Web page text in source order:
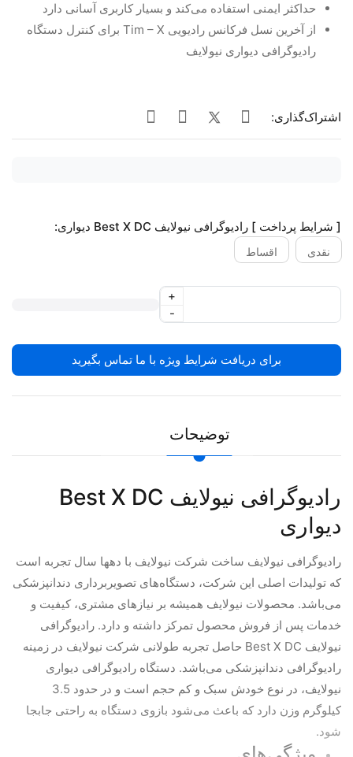
حداکثر ایمنی استفاده می‌کند و بسیار کاربری آسانی دارد
از آخرین نسل فرکانس رادیویی Tim – X برای کنترل دستگاه
رادیوگرافی دیواری نیولایف
اشتراک‌گذاری:
[ شرایط پرداخت ] رادیوگرافی نیولایف Best X DC دیواری:
نقدی اقساط
-
+
برای دریافت شرایط ویژه با ما تماس بگیرید
توضیحات
رادیوگرافی نیولایف Best X DC
دیواری
رادیوگرافی نیولایف ساخت شرکت نیولایف با دهها سال تجربه است
که تولیدات اصلی این شرکت، دستگاه‌های تصویربرداری دندانپزشکی
می‌باشد. محصولات نیولایف همیشه بر نیازهای مشتری، کیفیت و
خدمات پس از فروش محصول تمرکز داشته و دارد. رادیوگرافی
نیولایف Best X DC حاصل تجربه طولانی شرکت نیولایف در زمینه
رادیوگرافی دندانپزشکی می‌باشد. دستگاه رادیوگرافی دیواری
نیولایف، در نوع خودش سبک و کم حجم است و در حدود 3.5
کیلوگرم وزن دارد که باعث می‌شود بازوی دستگاه به راحتی جابجا
شود.